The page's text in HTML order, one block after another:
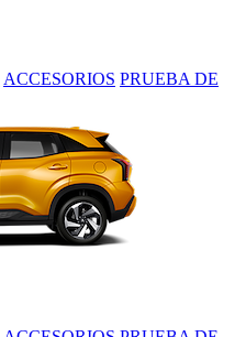
ACCESORIOS PRUEBA DE